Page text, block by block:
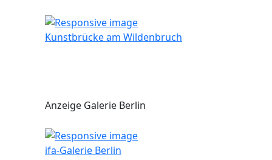
Kunstbrücke am Wildenbruch
Anzeige Galerie Berlin
ifa-Galerie Berlin